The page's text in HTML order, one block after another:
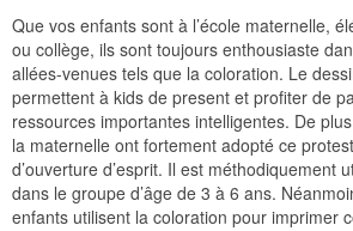
Que vos enfants sont à l’école maternelle,
ou collège, ils sont toujours enthousiaste
allées-venues tels que la coloration. Le
permettent à kids de present et profiter de
ressources importantes intelligentes. De
la maternelle ont fortement adopté ce
d’ouverture d’esprit. Il est méthodiquement
dans le groupe d’âge de 3 à 6 ans.
enfants utilisent la coloration pour imprimer